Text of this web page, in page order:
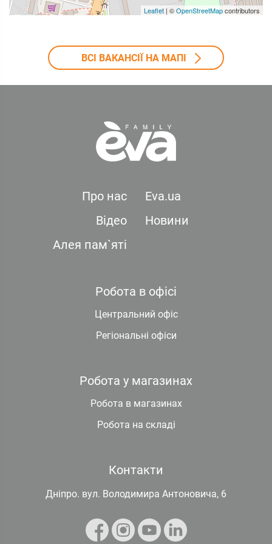
Leaflet | ©OpenStreetMapcontributors
ВСІ ВАКАНСІЇ НА МАПІ
Про нас
Eva.ua
Відео
Новини
Алея пам`яті
Робота в офісі
Центральний офіс
Регіональні офіси
Робота у магазинах
Робота в магазинах
Робота на складі
Контакти
Дніпро. вул. Володимира Антоновича, 6